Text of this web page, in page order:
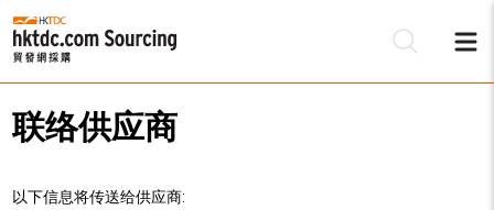
联络供应商
以下信息将传送给供应商: